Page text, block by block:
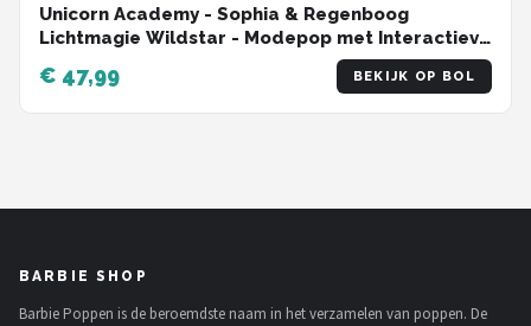
Unicorn Academy - Sophia & Regenboog
Lichtmagie Wildstar - Modepop met Interactieve
Eenhoorn met licht geluid en muziek
€ 47,99 BEKIJK OP BOL
BARBIE SHOP
Barbie Poppen is de beroemdste naam in het verzamelen van poppen. De